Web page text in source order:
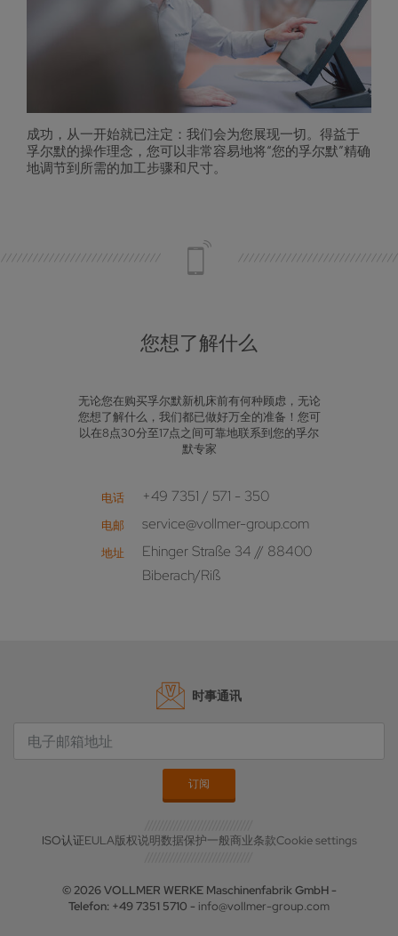
成功，从一开始就已注定：我们会为您展现一切。得益于
孚尔默的操作理念，您可以非常容易地将“您的孚尔默”精确
地调节到所需的加工步骤和尺寸。
您想了解什么
无论您在购买孚尔默新机床前有何种顾虑，无论
您想了解什么，我们都已做好万全的准备！您可
以在8点30分至17点之间可靠地联系到您的孚尔
默专家
电话 +49 7351 / 571 - 350
电邮 service@vollmer-group.com
地址
Ehinger Straße 34 // 88400
Biberach/Riß
时事通讯
ISO认证EULA版权说明数据保护一般商业条款Cookie settings
© 2026 VOLLMER WERKE Maschinenfabrik GmbH -
Telefon: +49 7351 5710 - info@vollmer-group.com